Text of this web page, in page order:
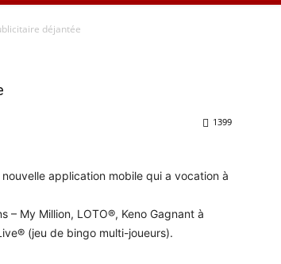
déjantée
1399
application mobile qui a vocation à
– My Million, LOTO®, Keno Gagnant à
(jeu de bingo multi-joueurs).